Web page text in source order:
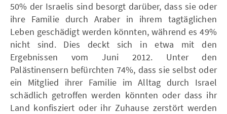
50% der Israelis sind besorgt darüber, dass sie oder
ihre Familie durch Araber in ihrem tagtäglichen
Leben geschädigt werden könnten, während es 49%
nicht sind. Dies deckt sich in etwa mit den
Ergebnissen vom Juni 2012. Unter den
Palästinensern befürchten 74%, dass sie selbst oder
ein Mitglied ihrer Familie im Alltag durch Israel
schädlich getroffen werden könnten oder dass ihr
Land konfisziert oder ihr Zuhause zerstört werden